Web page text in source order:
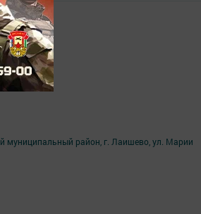
муниципальный район, г. Лаишево, ул. Марии